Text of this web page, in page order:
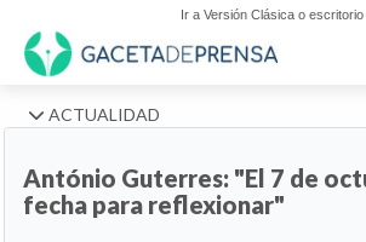
Ir a Versión Clásica o escritorio
ACTUALIDAD
António Guterres: "El 7 de
fecha para reflexionar"